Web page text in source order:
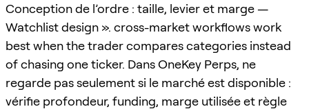
Conception de l’ordre : taille, levier et marge —
Watchlist design ». cross-market workflows work
best when the trader compares categories instead
of chasing one ticker. Dans OneKey Perps, ne
regarde pas seulement si le marché est disponible :
vérifie profondeur, funding, marge utilisée et règle